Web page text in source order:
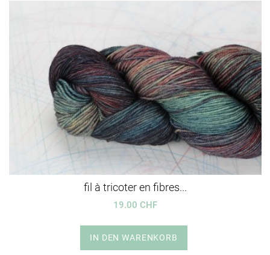
fil à tricoter en fibres...
19.00 CHF
IN DEN WARENKORB